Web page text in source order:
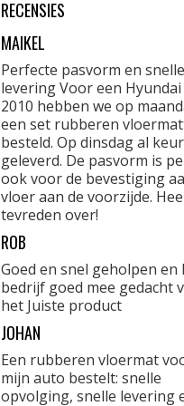
RECENSIES
MAIKEL
Perfecte pasvorm en snelle
levering Voor een Hyundai
2010 hebben we op
een set rubberen
besteld. Op dinsdag al
geleverd. De pasvorm is
ook voor de bevestiging
vloer aan de voorzijde.
tevreden over!
ROB
Goed en snel geholpen en
bedrijf goed mee gedacht
het Juiste product
JOHAN
Een rubberen vloermat
mijn auto bestelt: snelle
opvolging, snelle levering